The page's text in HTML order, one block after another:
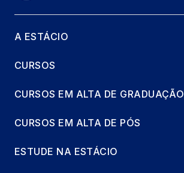
A ESTÁCIO
CURSOS
CURSOS EM ALTA DE GRADUAÇÃO
CURSOS EM ALTA DE PÓS
ESTUDE NA ESTÁCIO